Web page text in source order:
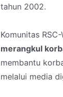
tahun 2002.
Komunitas
merangkul
membantu
melalui media